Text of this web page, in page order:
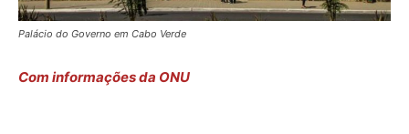
Palácio do Governo em Cabo Verde
Com informações da ONU